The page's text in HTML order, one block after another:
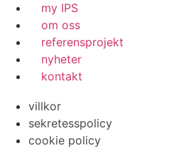
my IPS
om oss
referensprojekt
nyheter
kontakt
villkor
sekretesspolicy
cookie policy